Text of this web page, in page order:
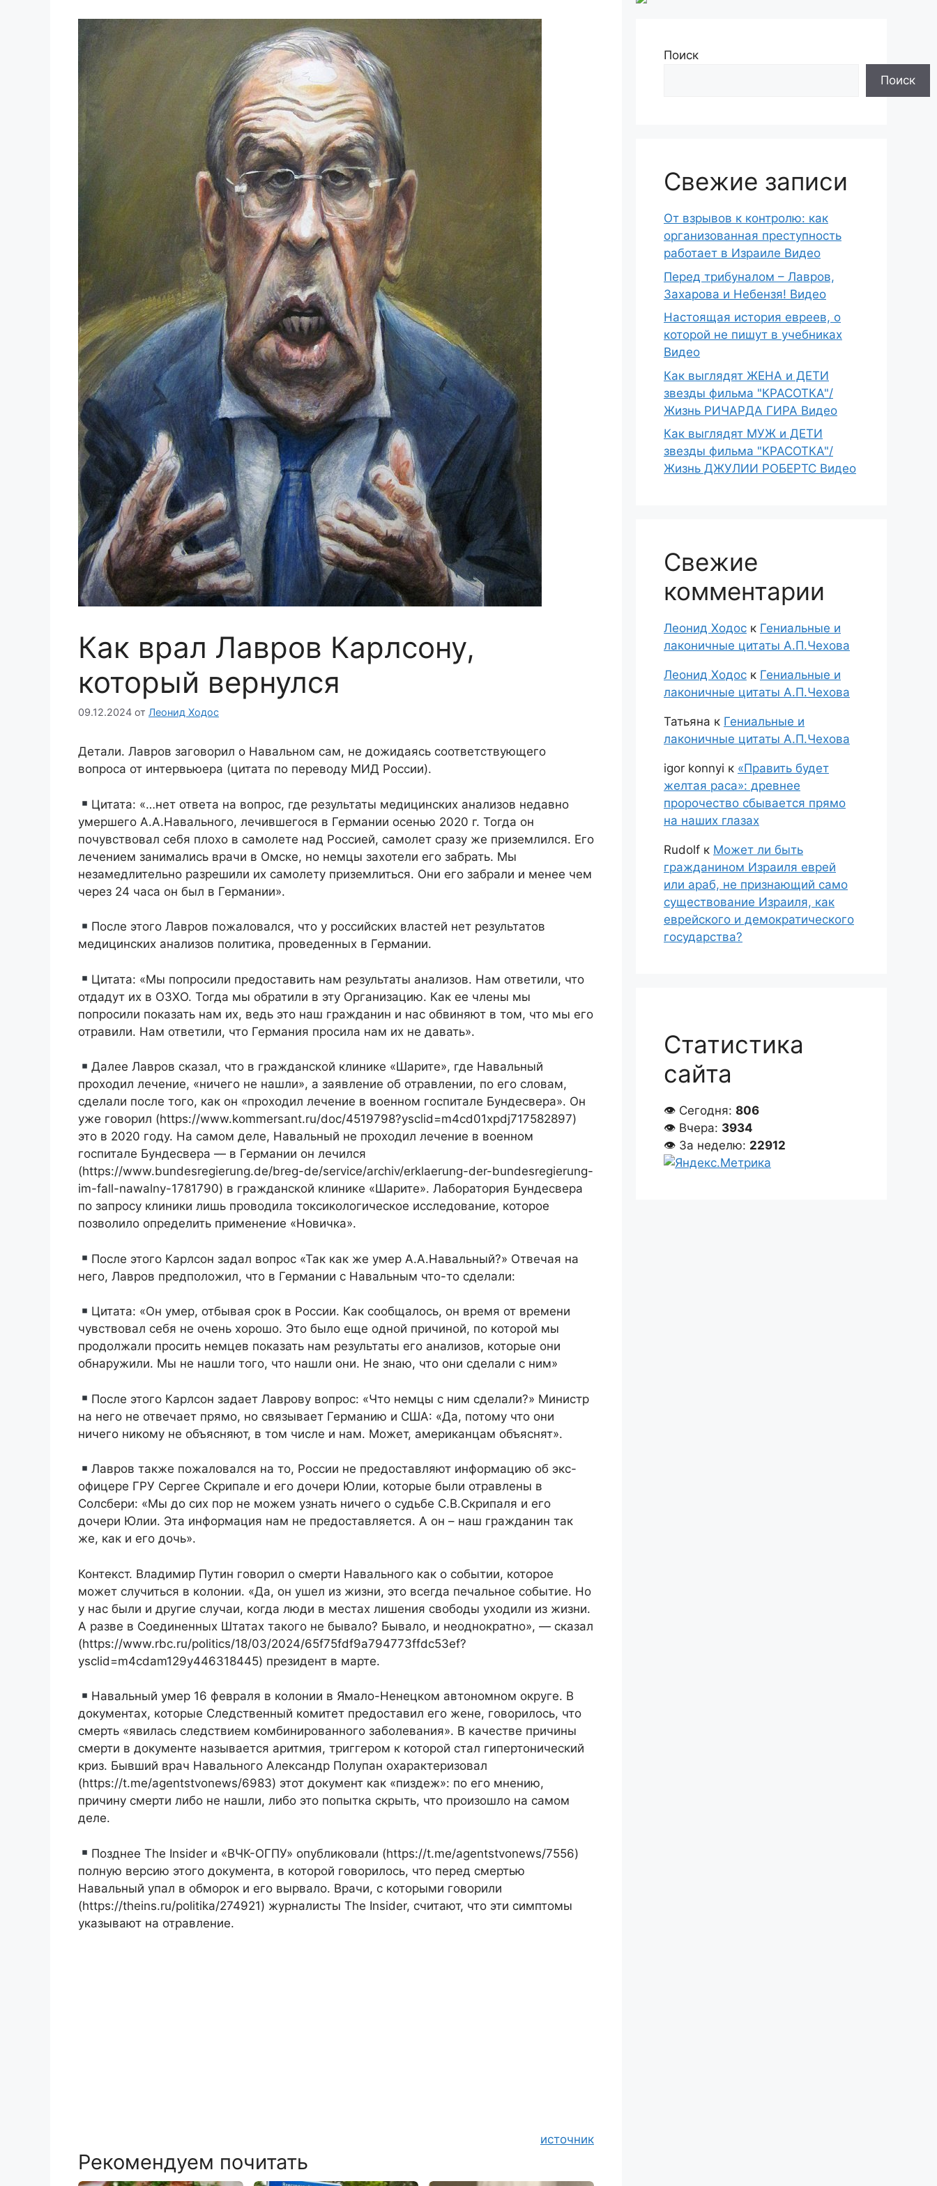
Как врал Лавров Карлсону,
который вернулся
09.12.2024 от Леонид Ходос
Детали. Лавров заговорил о Навальном сам, не дожидаясь соответствующего
вопроса от интервьюера (цитата по переводу МИД России).
Цитата: «…нет ответа на вопрос, где результаты медицинских анализов недавно
умершего А.А.Навального, лечившегося в Германии осенью 2020 г. Тогда он
почувствовал себя плохо в самолете над Россией, самолет сразу же приземлился. Его
лечением занимались врачи в Омске, но немцы захотели его забрать. Мы
незамедлительно разрешили их самолету приземлиться. Они его забрали и менее чем
через 24 часа он был в Германии».
После этого Лавров пожаловался, что у российских властей нет результатов
медицинских анализов политика, проведенных в Германии.
Цитата: «Мы попросили предоставить нам результаты анализов. Нам ответили, что
отдадут их в ОЗХО. Тогда мы обратили в эту Организацию. Как ее члены мы
попросили показать нам их, ведь это наш гражданин и нас обвиняют в том, что мы его
отравили. Нам ответили, что Германия просила нам их не давать».
Далее Лавров сказал, что в гражданской клинике «Шарите», где Навальный
проходил лечение, «ничего не нашли», а заявление об отравлении, по его словам,
сделали после того, как он «проходил лечение в военном госпитале Бундесвера». Он
уже говорил (https://www.kommersant.ru/doc/4519798?ysclid=m4cd01xpdj717582897)
это в 2020 году. На самом деле, Навальный не проходил лечение в военном
госпитале Бундесвера — в Германии он лечился
(https://www.bundesregierung.de/breg-de/service/archiv/erklaerung-der-bundesregierung-
im-fall-nawalny-1781790) в гражданской клинике «Шарите». Лаборатория Бундесвера
по запросу клиники лишь проводила токсикологическое исследование, которое
позволило определить применение «Новичка».
После этого Карлсон задал вопрос «Так как же умер А.А.Навальный?» Отвечая на
него, Лавров предположил, что в Германии с Навальным что-то сделали:
Цитата: «Он умер, отбывая срок в России. Как сообщалось, он время от времени
чувствовал себя не очень хорошо. Это было еще одной причиной, по которой мы
продолжали просить немцев показать нам результаты его анализов, которые они
обнаружили. Мы не нашли того, что нашли они. Не знаю, что они сделали с ним»
После этого Карлсон задает Лаврову вопрос: «Что немцы с ним сделали?» Министр
на него не отвечает прямо, но связывает Германию и США: «Да, потому что они
ничего никому не объясняют, в том числе и нам. Может, американцам объяснят».
Лавров также пожаловался на то, России не предоставляют информацию об экс-
офицере ГРУ Сергее Скрипале и его дочери Юлии, которые были отравлены в
Солсбери: «Мы до сих пор не можем узнать ничего о судьбе С.В.Скрипаля и его
дочери Юлии. Эта информация нам не предоставляется. А он – наш гражданин так
же, как и его дочь».
Контекст. Владимир Путин говорил о смерти Навального как о событии, которое
может случиться в колонии. «Да, он ушел из жизни, это всегда печальное событие. Но
у нас были и другие случаи, когда люди в местах лишения свободы уходили из жизни.
А разве в Соединенных Штатах такого не бывало? Бывало, и неоднократно», — сказал
(https://www.rbc.ru/politics/18/03/2024/65f75fdf9a794773ffdc53ef?
ysclid=m4cdam129y446318445) президент в марте.
Навальный умер 16 февраля в колонии в Ямало-Ненецком автономном округе. В
документах, которые Следственный комитет предоставил его жене, говорилось, что
смерть «явилась следствием комбинированного заболевания». В качестве причины
смерти в документе называется аритмия, триггером к которой стал гипертонический
криз. Бывший врач Навального Александр Полупан охарактеризовал
(https://t.me/agentstvonews/6983) этот документ как «пиздеж»: по его мнению,
причину смерти либо не нашли, либо это попытка скрыть, что произошло на самом
деле.
Позднее The Insider и «ВЧК-ОГПУ» опубликовали (https://t.me/agentstvonews/7556)
полную версию этого документа, в которой говорилось, что перед смертью
Навальный упал в обморок и его вырвало. Врачи, с которыми говорили
(https://theins.ru/politika/274921) журналисты The Insider, считают, что эти симптомы
указывают на отравление.
источник
Рекомендуем почитать
Поиск
Поиск
Свежие записи
От взрывов к контролю: как
организованная преступность
работает в Израиле Видео
Перед трибуналом – Лавров,
Захарова и Небензя! Видео
Настоящая история евреев, о
которой не пишут в учебниках
Видео
Как выглядят ЖЕНА и ДЕТИ
звезды фильма "КРАСОТКА"/
Жизнь РИЧАРДА ГИРА Видео
Как выглядят МУЖ и ДЕТИ
звезды фильма "КРАСОТКА"/
Жизнь ДЖУЛИИ РОБЕРТС Видео
Свежие
комментарии
Леонид Ходос к Гениальные и
лаконичные цитаты А.П.Чехова
Леонид Ходос к Гениальные и
лаконичные цитаты А.П.Чехова
Татьяна к Гениальные и
лаконичные цитаты А.П.Чехова
igor konnyi к «Править будет
желтая раса»: древнее
пророчество сбывается прямо
на наших глазах
Rudolf к Может ли быть
гражданином Израиля еврей
или араб, не признающий само
существование Израиля, как
еврейского и демократического
государства?
Статистика
сайта
👁 Сегодня: 806
👁 Вчера: 3934
👁 За неделю: 22912